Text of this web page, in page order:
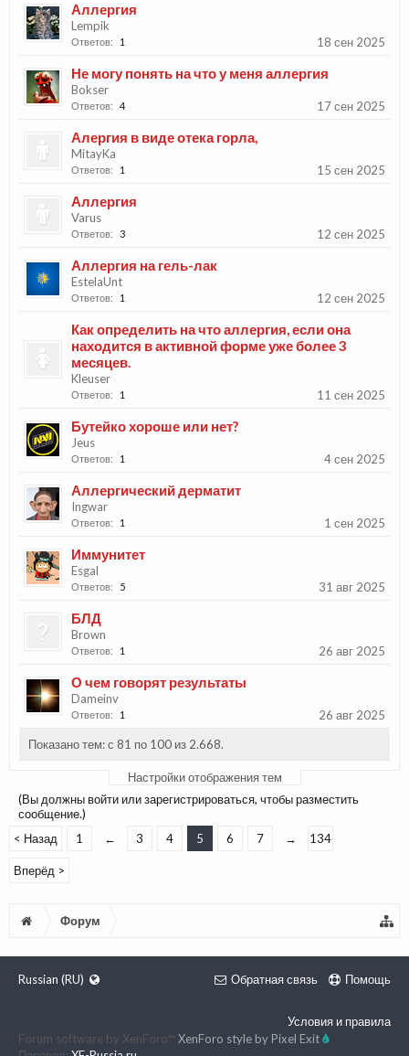
Аллергия
Lempik
Ответов: 1 18 сен 2025
Не могу понять на что у меня аллергия
Bokser
Ответов: 4 17 сен 2025
Алергия в виде отека горла,
MitayKa
Ответов: 1 15 сен 2025
Аллергия
Varus
Ответов: 3 12 сен 2025
Аллергия на гель-лак
EstelaUnt
Ответов: 1 12 сен 2025
Как определить на что аллергия, если она
находится в активной форме уже более 3
месяцев.
Kleuser
Ответов: 1 11 сен 2025
Бутейко хороше или нет?
Jeus
Ответов: 1 4 сен 2025
Аллергический дерматит
Ingwar
Ответов: 1 1 сен 2025
Иммунитет
Esgal
Ответов: 5 31 авг 2025
БЛД
Brown
Ответов: 1 26 авг 2025
О чем говорят результаты
Dameinv
Ответов: 1
26 авг 2025
Показано тем: с 81 по 100 из 2.668.
Настройки отображения тем
(Вы должны войти или зарегистрироваться, чтобы разместить
сообщение.)
< Назад
1 ← 3 4 5 6 7 → 134
Вперёд >
Форум
Russian (RU) Обратная связь Помощь
Условия и правила
Forum software by XenForo™XenForo style by Pixel Exit